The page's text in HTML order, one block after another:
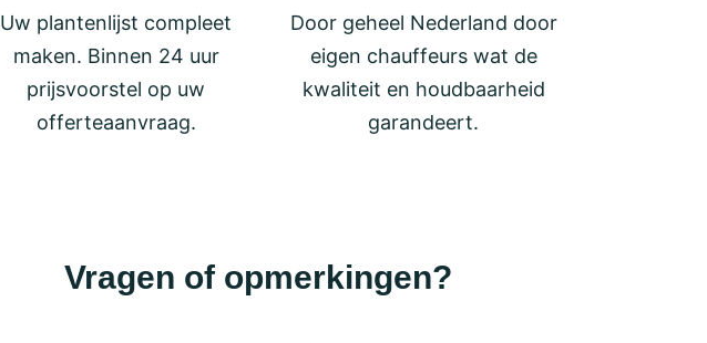
Uw plantenlijst compleet
maken. Binnen 24 uur
prijsvoorstel op uw
offerteaanvraag.
Door geheel Nederland door
eigen chauffeurs wat de
kwaliteit en houdbaarheid
garandeert.
Vragen of opmerkingen?